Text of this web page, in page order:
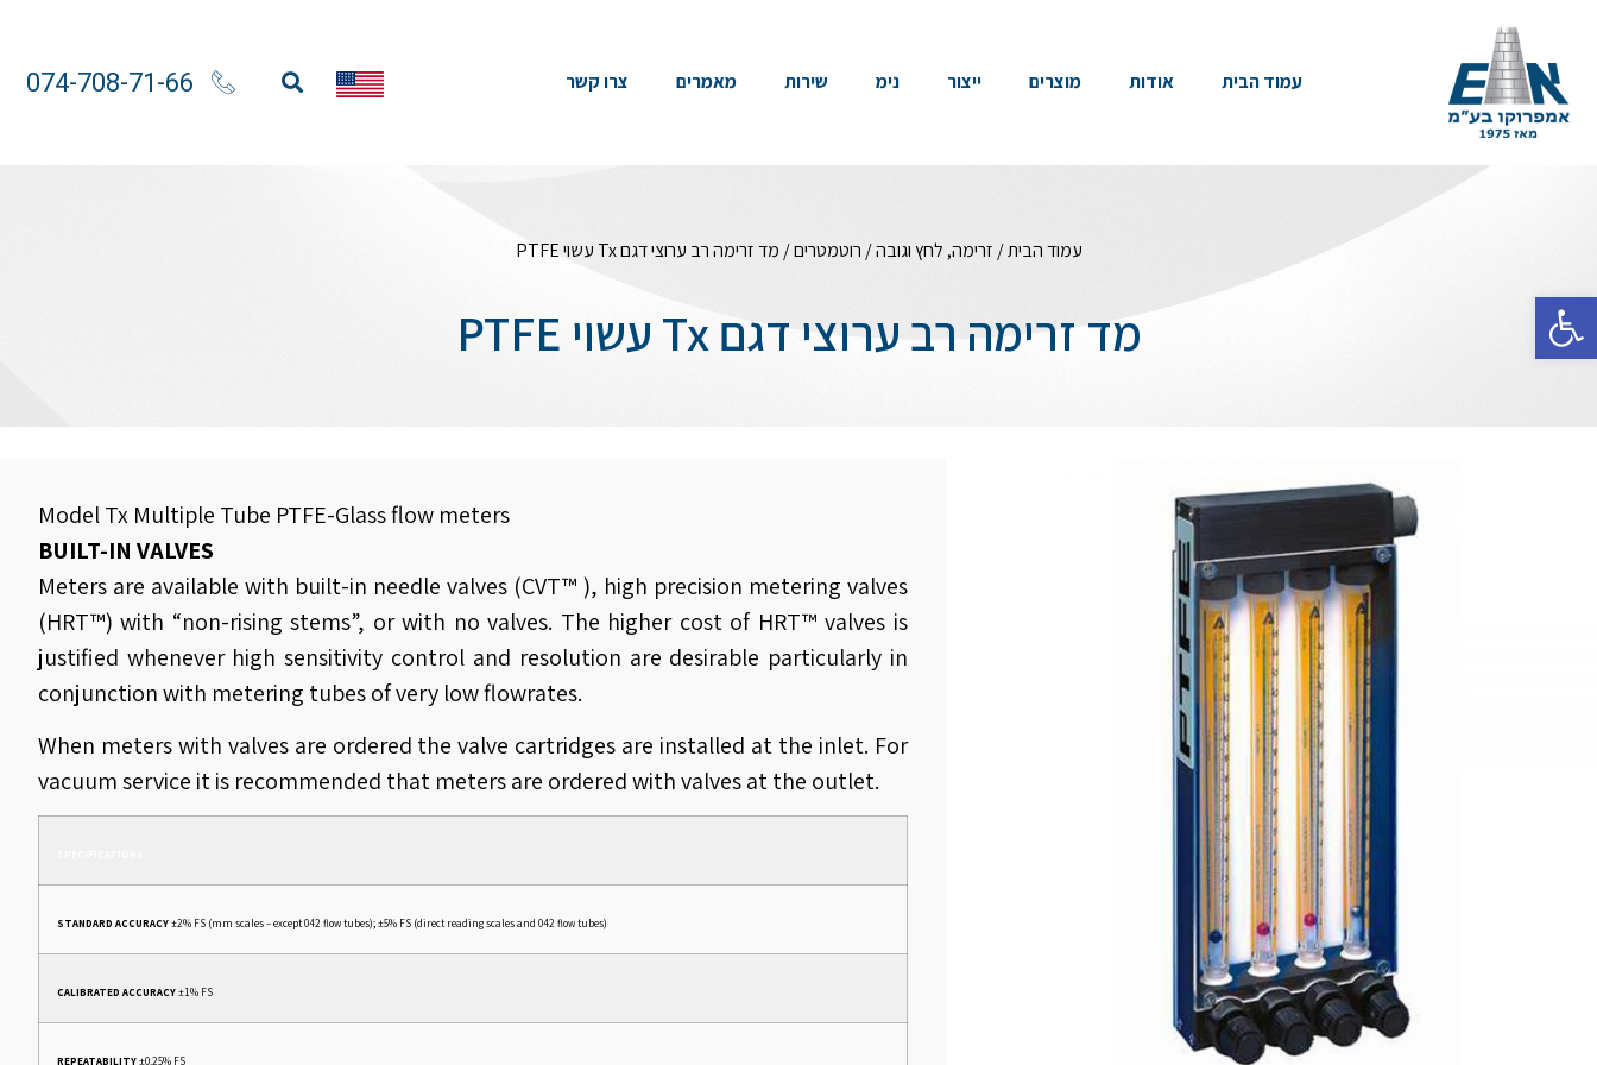
עמוד הבית אודות מוצרים ייצור נימ שירות מאמרים צרו קשר 074-708-71-66
עמוד הבית/ זרימה, לחץ וגובה/ רוטמטרים/ מד זרימה רב ערוצי דגם Tx עשוי PTFE
מד זרימה רב ערוצי דגם Tx עשוי PTFE
Model Tx Multiple Tube PTFE-Glass flow meters
BUILT-IN VALVES
Meters are available with built-in needle valves (CVT™ ), high precision metering valves
(HRT™) with “non-rising stems”, or with no valves. The higher cost of HRT™ valves is
justified whenever high sensitivity control and resolution are desirable particularly in
conjunction with metering tubes of very low flowrates.
When meters with valves are ordered the valve cartridges are installed at the inlet. For
vacuum service it is recommended that meters are ordered with valves at the outlet.
STANDARD ACCURACY±2% FS (mm scales – except 042 flow tubes); ±5% FS (direct reading scales and 042 flow tubes)
CALIBRATED ACCURACY±1% FS
REPEATABILITY±0.25% FS
פתח סרגל נגישות